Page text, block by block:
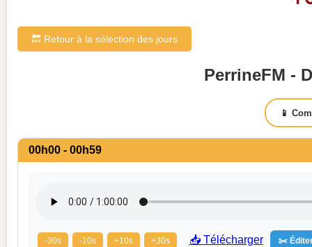
🔙 Retour à la sélection des jours
PerrineFM -
📱
00h00 - 00h59
-30s -10s +10s +30s 📥 Télécharger ✂️